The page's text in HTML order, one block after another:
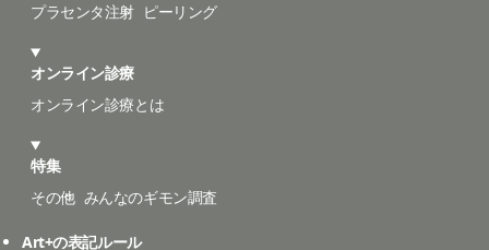
プラセンタ注射 ピーリング
オンライン診療
オンライン診療とは
特集
その他 みんなのギモン調査
Art+の表記ルール